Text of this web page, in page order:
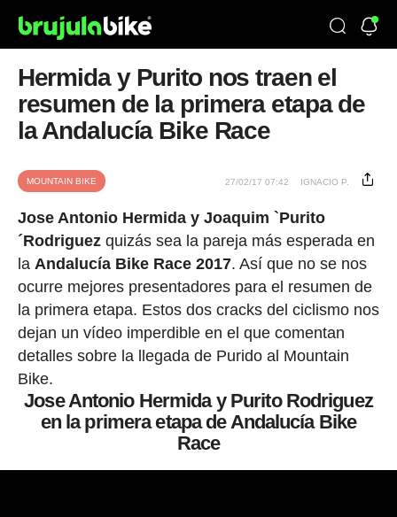
Hermida y Purito nos traen el
resumen de la primera etapa de
la Andalucía Bike Race
MOUNTAIN BIKE 27/02/17 07:42 IGNACIO P.
Jose Antonio Hermida y Joaquim `Purito
´Rodriguezquizás sea la pareja más esperada en
la Andalucía Bike Race 2017. Así que no se nos
ocurre mejores presentadores para el resumen de
la primera etapa. Estos dos cracks del ciclismo nos
dejan un vídeo imperdible en el que comentan
detalles sobre la llegada de Purido al Mountain
Bike.
Jose Antonio Hermida y Purito Rodriguez
en la primera etapa de Andalucía Bike
Race